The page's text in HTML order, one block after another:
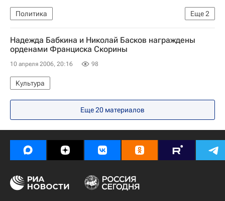
Еще2
Политика
Промежуточные результаты парламентских выборов на Украине
Парламентские выборы на Украине. Реакции. Комментарии
Надежда Бабкина и Николай Басков награждены
орденами Франциска Скорины
10 апреля 2006, 20:16 98
Культура
Еще 20 материалов